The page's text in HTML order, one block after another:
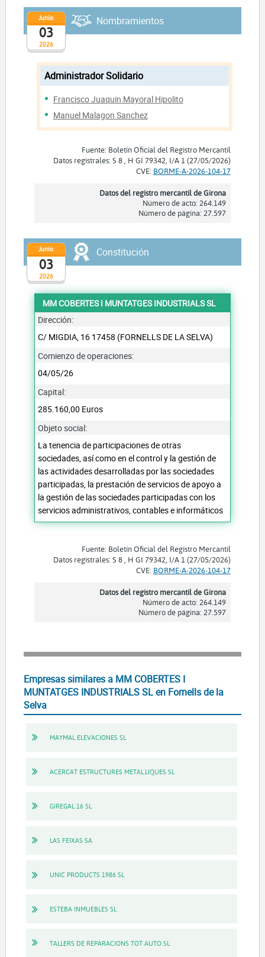
2026
Junio
03
Nombramientos
Administrador Solidario
Francisco Juaquin Mayoral Hipolito
Manuel Malagon Sanchez
Fuente: Boletín Oficial del Registro Mercantil
Datos registrales: S 8 , H GI 79342, I/A 1 (27/05/2026)
CVE: BORME-A-2026-104-17
Datos del registro mercantil de Girona
Número de acto: 264.149
Número de página: 27.597
2026
Junio
03
Constitución
MM COBERTES I MUNTATGES INDUSTRIALS SL
Dirección:
C/ MIGDIA, 16 17458 (FORNELLS DE LA SELVA)
Comienzo de operaciones:
04/05/26
Capital:
285.160,00 Euros
Objeto social:
La tenencia de participaciones de otras
sociedades, así como en el control y la gestión de
las actividades desarrolladas por las sociedades
participadas, la prestación de servicios de apoyo a
la gestión de las sociedades participadas con los
servicios administrativos, contables e informáticos
Fuente: Boletín Oficial del Registro Mercantil
Datos registrales: S 8 , H GI 79342, I/A 1 (27/05/2026)
CVE: BORME-A-2026-104-17
Datos del registro mercantil de Girona
Número de acto: 264.149
Número de página: 27.597
Empresas similares a MM COBERTES I
MUNTATGES INDUSTRIALS SL en Fornells de la
Selva
MAYMAL ELEVACIONES SL
ACERCAT ESTRUCTURES METAL.LIQUES SL
GIREGAL 16 SL
LAS FEIXAS SA
UNIC PRODUCTS 1986 SL
ESTEBA INMUEBLES SL
TALLERS DE REPARACIONS TOT AUTO SL